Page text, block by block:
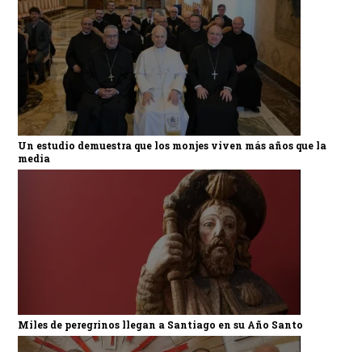
Un estudio demuestra que los monjes viven más años que la
media
Miles de peregrinos llegan a Santiago en su Año Santo